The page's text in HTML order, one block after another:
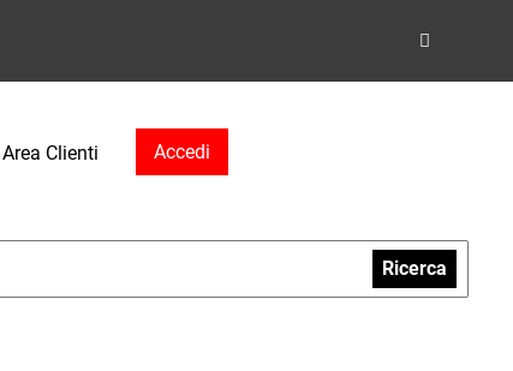
Area Clienti Accedi
Ricerca